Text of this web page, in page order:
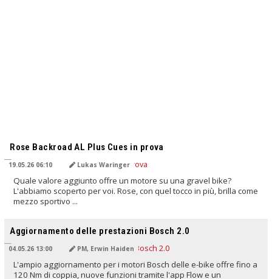
Rose Backroad AL Plus Cues in prova
19.05.26 06:10 Lukas Waringer
Quale valore aggiunto offre un motore su una gravel bike?
L'abbiamo scoperto per voi. Rose, con quel tocco in più, brilla come
mezzo sportivo ...
Aggiornamento delle prestazioni Bosch 2.0
04.05.26 13:00 PM, Erwin Haiden
L'ampio aggiornamento per i motori Bosch delle e-bike offre fino a
120 Nm di coppia, nuove funzioni tramite l'app Flow e un